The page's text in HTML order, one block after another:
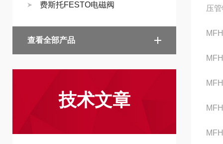
费斯托FESTO电磁阀
查看全部产品
技术文章
压